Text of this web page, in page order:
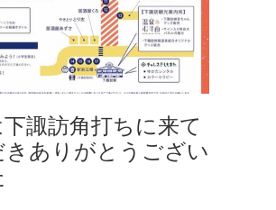
諏訪角打ちに来て
きありがとうござい